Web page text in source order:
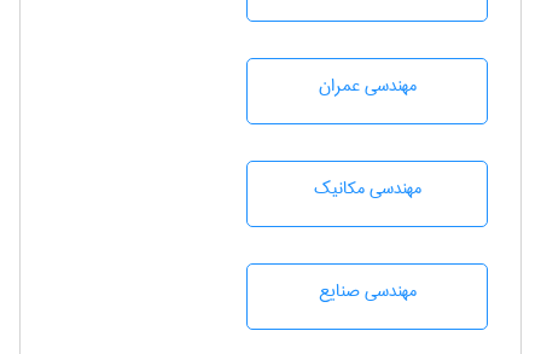
مهندسی عمران
مهندسی مکانیک
مهندسی صنايع